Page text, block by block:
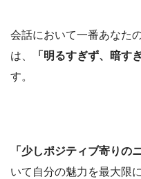
会話において一番あなた
は、
「明るすぎず、暗す
す。
「少しポジティブ寄りの
いて自分の魅力を最大限